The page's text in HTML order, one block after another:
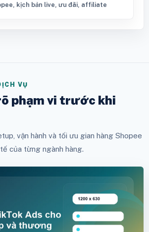
kịch bản live, ưu đãi, affiliate
VỤ
phạm vi trước khi
vận hành và tối ưu gian hàng Shopee
của từng ngành hàng.